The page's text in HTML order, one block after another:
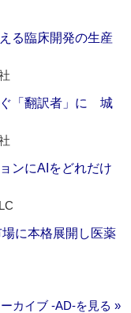
る臨床開発の生産
ぐ「翻訳者」に 城
ンにAIをどれだけ
に本格展開し医薬
カイブ ‐AD‐を見る »